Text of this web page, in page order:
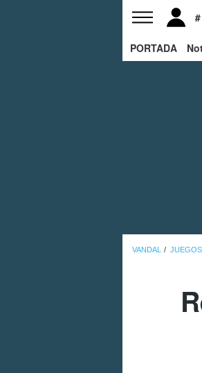
PORTADA
VANDAL JUEGOS